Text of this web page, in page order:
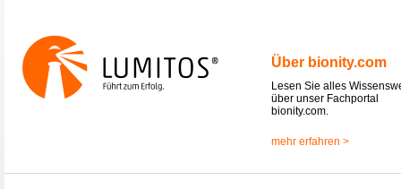
Über bionity.com
Lesen Sie alles
über unser Fachportal
bionity.com.
mehr erfahren >